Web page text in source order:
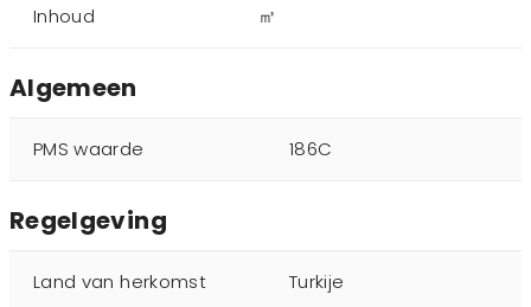
Inhoud ㎥
Algemeen
PMS waarde 186C
Regelgeving
Land van herkomst Turkije